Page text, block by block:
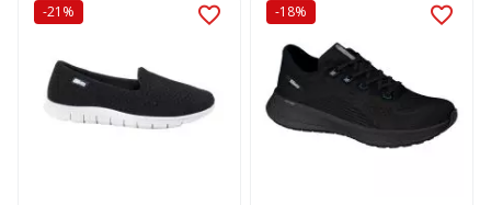
-21% -18%